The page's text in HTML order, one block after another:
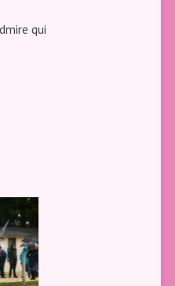
qui